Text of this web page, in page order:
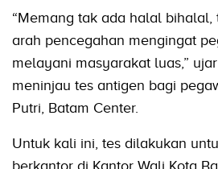
“Memang tak ada halal
arah pencegahan mengingat
melayani masyarakat luas,”
meninjau tes antigen bagi
Putri, Batam Center.
Untuk kali ini, tes dilakukan
berkantor di Kantor Wali Kota